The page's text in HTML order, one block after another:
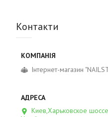
Контакти
Інтернет-магазин
Киев,Харьковское